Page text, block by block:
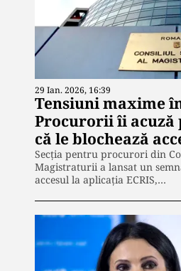
29 Ian. 2026, 16:39
Tensiuni maxime
Procurorii îi acuză
că le blochează
Secția pentru procurori din
Magistraturii a lansat un
accesul la aplicația ECRIS,…